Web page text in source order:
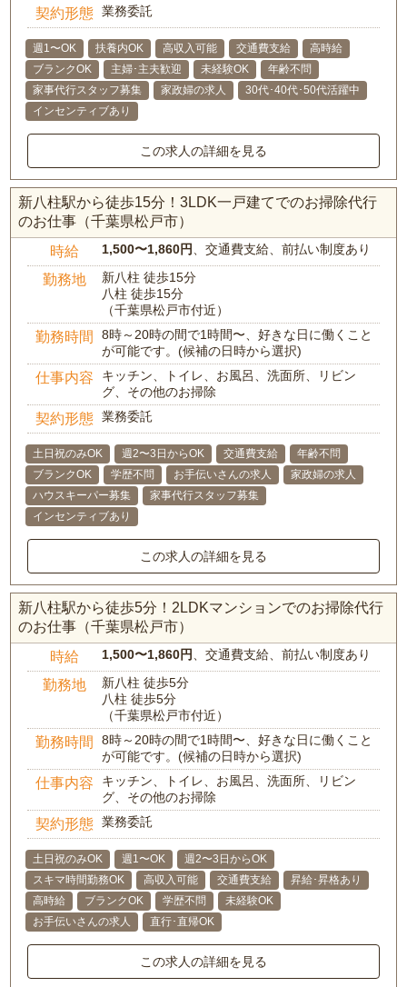
契約形態 業務委託
週1〜OK 扶養内OK 高収入可能 交通費支給
高時給
ブランクOK
主婦･主夫歓迎 未経験OK
年齢不問
家事代行スタッフ募集
家政婦の求人
30代･40代･50代活躍中
インセンティブあり
この求人の詳細を見る
新八柱駅から徒歩15分！3LDK一戸建てでのお掃除代行
のお仕事（千葉県松戸市）
時給 1,500〜1,860円、交通費支給、前払い制度あり
勤務地
新八柱 徒歩15分
八柱 徒歩15分
（千葉県松戸市付近）
勤務時間
8時～20時の間で1時間〜、好きな日に働くこと
が可能です。(候補の日時から選択)
仕事内容
キッチン、トイレ、お風呂、洗面所、リビン
グ、その他のお掃除
契約形態 業務委託
土日祝のみOK 週2〜3日からOK 交通費支給
年齢不問
ブランクOK
学歴不問 お手伝いさんの求人
家政婦の求人
ハウスキーパー募集
家事代行スタッフ募集
インセンティブあり
この求人の詳細を見る
新八柱駅から徒歩5分！2LDKマンションでのお掃除代行
のお仕事（千葉県松戸市）
時給 1,500〜1,860円、交通費支給、前払い制度あり
勤務地
新八柱 徒歩5分
八柱 徒歩5分
（千葉県松戸市付近）
勤務時間
8時～20時の間で1時間〜、好きな日に働くこと
が可能です。(候補の日時から選択)
仕事内容
キッチン、トイレ、お風呂、洗面所、リビン
グ、その他のお掃除
契約形態 業務委託
土日祝のみOK 週1〜OK
週2〜3日からOK
スキマ時間勤務OK
高収入可能 交通費支給
昇給･昇格あり
高時給
ブランクOK 学歴不問
未経験OK
お手伝いさんの求人
直行･直帰OK
この求人の詳細を見る